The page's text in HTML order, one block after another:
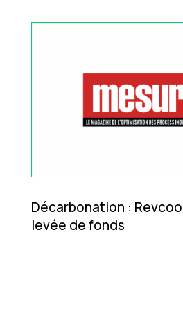
Décarbonation :
levée de fonds